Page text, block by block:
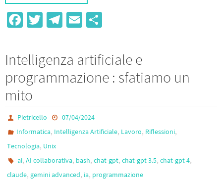
Fa
b
o
o
k
T
er
Te
a
m
E
ail ar
e
Intelligenza artificiale e
programmazione : sfatiamo un
mito
Pietricello
07/04/2024
Informatica, Intelligenza Artificiale, Lavoro, Riflessioni,
Tecnologia, Unix
ai,AI collaborativa, bash,chat-gpt,chat-gpt 3.5,chat-gpt 4,
claude, gemini advanced, ia, programmazione